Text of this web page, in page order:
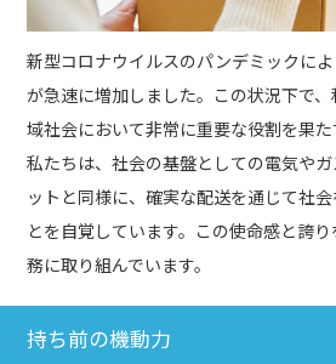
新型コロナウイルスのパンデミックに
が急速に増加しました。この状況下で
域社会において非常に重要な役割を果た
私たちは、社会の基盤としての電気や
ットと同様に、確実な配送を通じて社
とを自覚しています。この使命感と誇
務に取り組んでいます。
持ち前の機動力